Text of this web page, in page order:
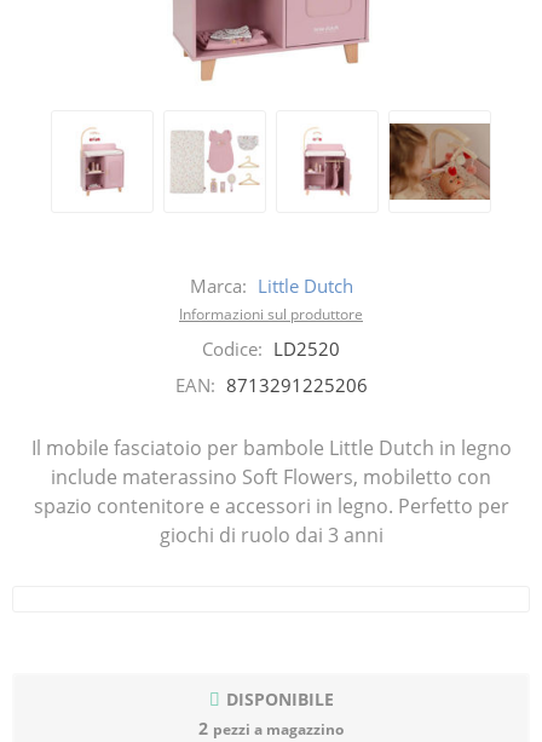
Marca: Little Dutch
Informazioni sul produttore
Codice: LD2520
EAN: 8713291225206
Il mobile fasciatoio per bambole Little Dutch in legno
include materassino Soft Flowers, mobiletto con
spazio contenitore e accessori in legno. Perfetto per
giochi di ruolo dai 3 anni
DISPONIBILE
2 pezzi a magazzino